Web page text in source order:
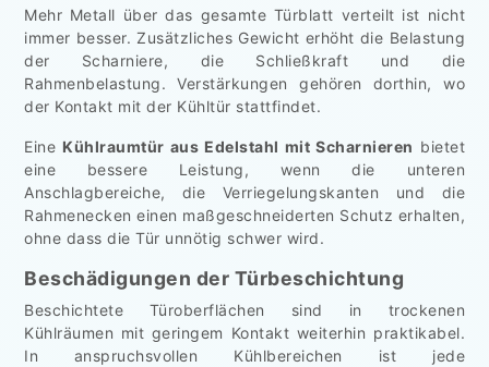
Mehr Metall über das gesamte Türblatt verteilt ist nicht
immer besser. Zusätzliches Gewicht erhöht die Belastung
der Scharniere, die Schließkraft und die
Rahmenbelastung. Verstärkungen gehören dorthin, wo
der Kontakt mit der Kühltür stattfindet.
Eine Kühlraumtür aus Edelstahl mit Scharnieren bietet
eine bessere Leistung, wenn die unteren
Anschlagbereiche, die Verriegelungskanten und die
Rahmenecken einen maßgeschneiderten Schutz erhalten,
ohne dass die Tür unnötig schwer wird.
Beschädigungen der Türbeschichtung
Beschichtete Türoberflächen sind in trockenen
Kühlräumen mit geringem Kontakt weiterhin praktikabel.
In anspruchsvollen Kühlbereichen ist jede